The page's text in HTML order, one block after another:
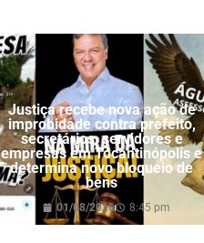
Justiça recebe nova ação de
improbidade contra prefeito,
secretários, servidores e
empresas em Tocantinópolis e
determina novo bloqueio de
bens
01/08/2026 8:45 pm